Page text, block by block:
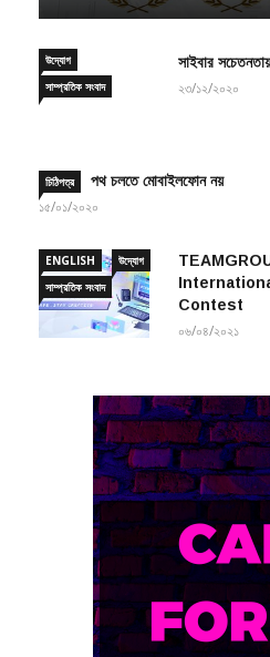
উদ্যোগ
সাম্প্রতিক সংবাদ
সাইবার
২৩/১২/২০২০
চিঠিপত্র পথ চলতে মোবাইলফোন নয়
১৫/০১/২০২০
ENGLISH
উদ্যোগ
সাম্প্রতিক সংবাদ
Contest
০৬/০৪/২০২১